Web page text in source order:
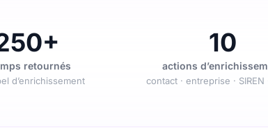
retournés
d’enrichissement
10
actions
contact · entreprise ·